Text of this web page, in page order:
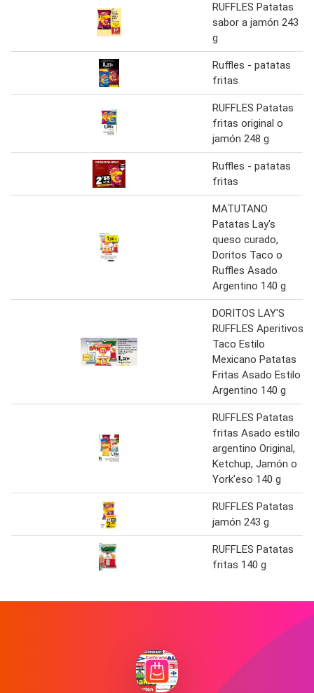
RUFFLES Patatas
sabor a jamón 243
g
Ruffles - patatas
fritas
RUFFLES Patatas
fritas original o
jamón 248 g
Ruffles - patatas
fritas
MATUTANO
Patatas Lay's
queso curado,
Doritos Taco o
Ruffles Asado
Argentino 140 g
DORITOS LAY'S
RUFFLES Aperitivos
Taco Estilo
Mexicano Patatas
Fritas Asado Estilo
Argentino 140 g
RUFFLES Patatas
fritas Asado estilo
argentino Original,
Ketchup, Jamón o
York'eso 140 g
RUFFLES Patatas
jamón 243 g
RUFFLES Patatas
fritas 140 g